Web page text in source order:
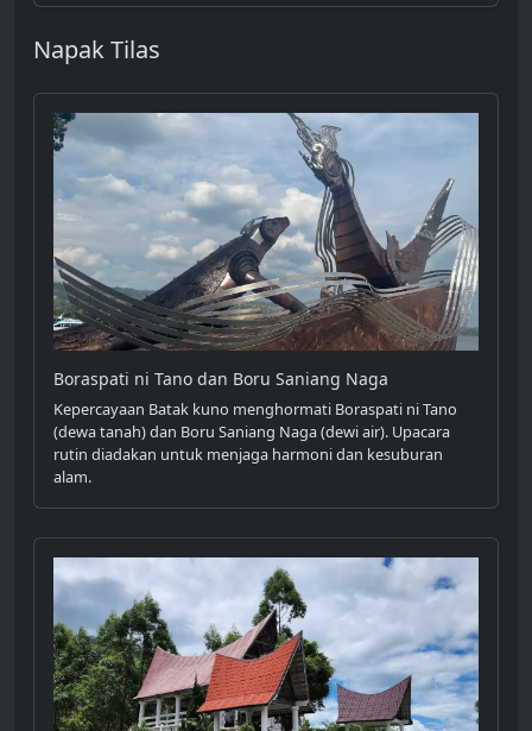
Napak Tilas
Boraspati ni Tano dan Boru Saniang Naga
Kepercayaan Batak kuno menghormati Boraspati ni Tano
(dewa tanah) dan Boru Saniang Naga (dewi air). Upacara
rutin diadakan untuk menjaga harmoni dan kesuburan
alam.